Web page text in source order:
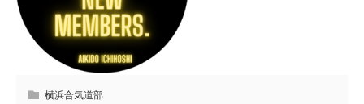
横浜合気道部